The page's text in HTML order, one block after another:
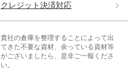
クレジット決済対応
貴社の倉庫を整理することによって出
てきた不要な資材、余っている資材等
がございましたら、是非ご一報くださ
い。